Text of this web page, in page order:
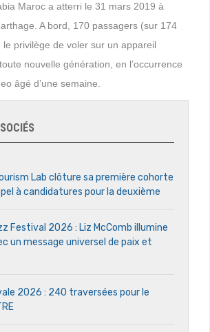
Maroc a atterri le 31 mars 2019 à
A bord, 170 passagers (sur 174
privilège de voler sur un appareil
nouvelle génération, en l’occurrence
âgé d’une semaine.
Lab clôture sa première cohorte
à candidatures pour la deuxième
Festival 2026 : Liz McComb illumine
un message universel de paix et
2026 : 240 traversées pour le